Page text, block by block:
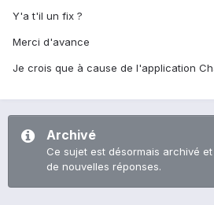
Y'a t'il un fix ?
Merci d'avance
Je crois que à cause de l'application
Archivé
Ce sujet est désormais archivé
de nouvelles réponses.